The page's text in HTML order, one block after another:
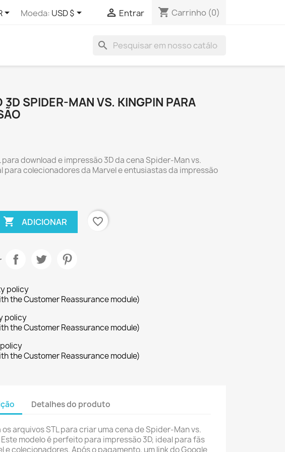
 Moeda: USD $  Entrar shopping_cart Carrinho (0)
search
3D SPIDER-MAN VS. KINGPIN PARA
para download e impressão 3D da cena Spider-Man vs.
para colecionadores da Marvel e entusiastas da impressão
 ADICIONAR favorite_border
policy
the Customer Reassurance module)
policy
the Customer Reassurance module)
the Customer Reassurance module)
Detalhes do produto
arquivos STL para criar uma cena de Spider-Man vs.
modelo é perfeito para impressão 3D, ideal para fãs
e colecionadores. Após o pagamento, um link do Google